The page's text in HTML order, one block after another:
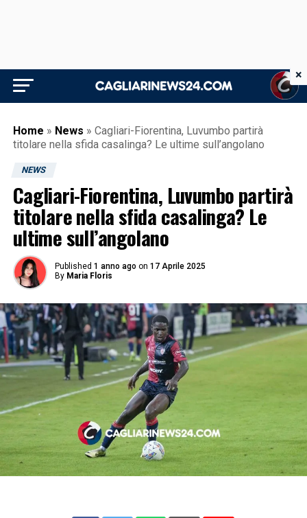
Home » News » Cagliari-Fiorentina, Luvumbo partirà
titolare nella sfida casalinga? Le ultime sull’angolano
NEWS
Cagliari-Fiorentina, Luvumbo partirà
titolare nella sfida casalinga? Le
ultime sull’angolano
Published 1 anno ago on 17 Aprile 2025
By Maria Floris
×